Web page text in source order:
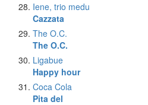
Iene, trio medu
Cazzata
The O.C.
The O.C.
Ligabue
Happy hour
Coca Cola
Pita del